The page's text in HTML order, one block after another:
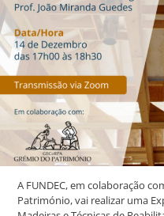
A FUNDEC, em colaboração
Património, vai realizar uma